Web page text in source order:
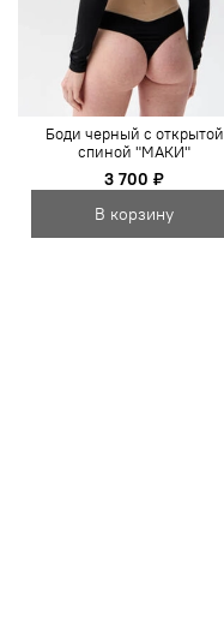
Боди черный c открытой
спиной "МАКИ"
3 700 ₽
В корзину